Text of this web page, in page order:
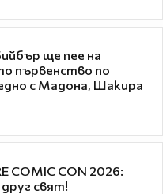
ще пее на
първенство по
с Мадона, Шакира
COMIC CON 2026:
свят!